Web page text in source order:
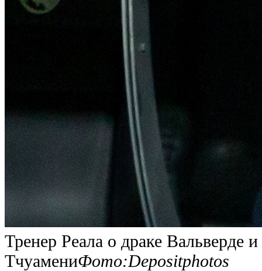
Тренер Реала о драке Вальверде и
ТчуамениФото:Depositphotos